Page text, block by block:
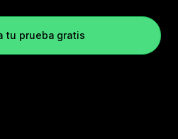
tu prueba gratis